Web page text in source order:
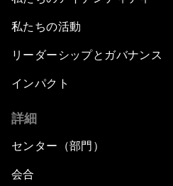
私たちの活動
リーダーシップとガバナンス
インパクト
詳細
センター（部門）
会合